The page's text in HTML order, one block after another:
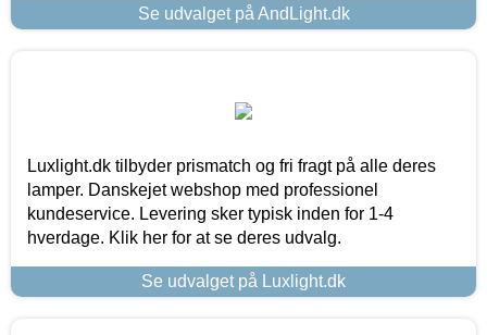
Se udvalget på AndLight.dk
Luxlight.dk tilbyder prismatch og fri fragt på alle deres
lamper. Danskejet webshop med professionel
kundeservice. Levering sker typisk inden for 1-4
hverdage. Klik her for at se deres udvalg.
Se udvalget på Luxlight.dk